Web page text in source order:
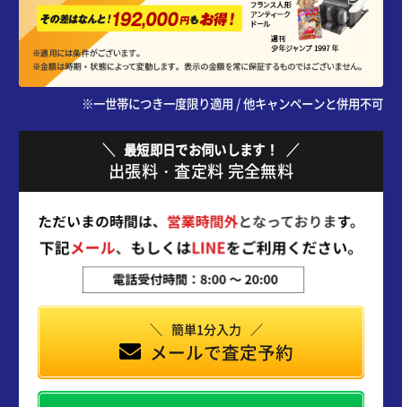
※一世帯につき一度限り適用 / 他キャンペーンと併用不可
最短即日でお伺いします！
出張料・査定料 完全無料
簡単1分入力
メールで査定予約